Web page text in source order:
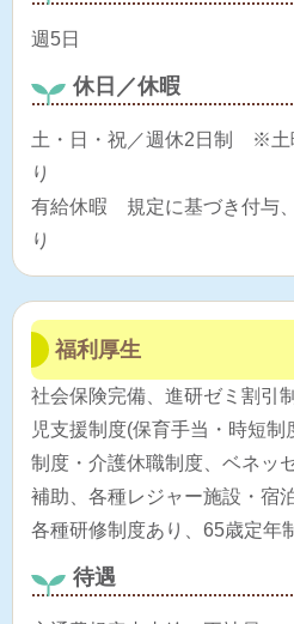
週5日
休日／休暇
土・日・祝／週休2日制 ※土
り
有給休暇 規定に基づき付与
り
福利厚生
社会保険完備、進研ゼミ割引
児支援制度(保育手当・時短
制度・介護休職制度、ベネッ
補助、各種レジャー施設・宿
各種研修制度あり、65歳定年
待遇